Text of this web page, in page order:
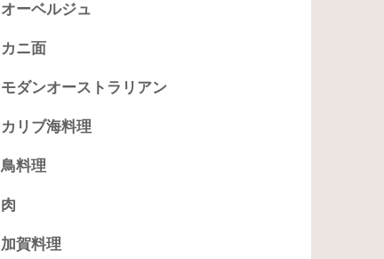
オーベルジュ
カニ面
モダンオーストラリアン
カリブ海料理
鳥料理
肉
加賀料理